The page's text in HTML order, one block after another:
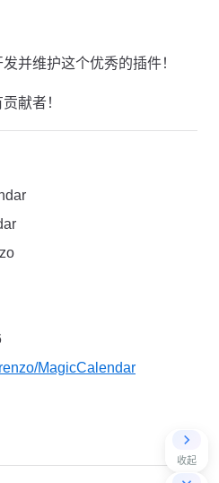
收起
并维护这个优秀的插件！
献者！
MagicCalendar